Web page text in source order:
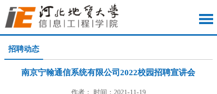
招聘动态
南京宁翰通信系统有限公司2022校园招聘宣讲会
作者： 时间：2021-11-19